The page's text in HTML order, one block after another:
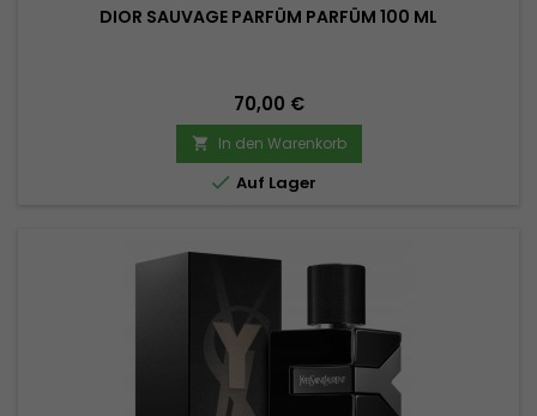
DIOR SAUVAGE PARFÜM PARFÜM 100 ML
Preis
70,00 €
 In den Warenkorb
 Auf Lager